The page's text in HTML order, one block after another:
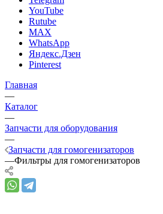
YouTube
Rutube
MAX
WhatsApp
Яндекс.Дзен
Pinterest
Главная
—
Каталог
—
Запчасти для оборудования
—
Запчасти для гомогенизаторов
—Фильтры для гомогенизаторов